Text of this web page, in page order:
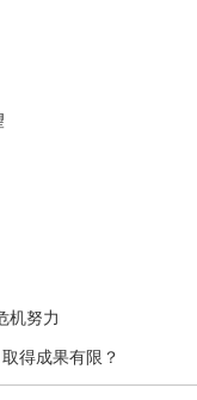
机努力
得成果有限？